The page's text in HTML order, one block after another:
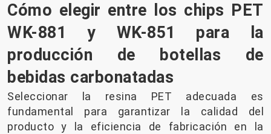
Cómo elegir entre los chips PET
WK-881 y WK-851 para la
producción de botellas de
bebidas carbonatadas
Seleccionar la resina PET adecuada es
fundamental para garantizar la calidad del
producto y la eficiencia de fabricación en la